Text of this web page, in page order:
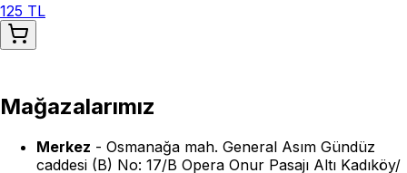
125 TL
Mağazalarımız
Merkez - Osmanağa mah. General Asım Gündüz
caddesi (B) No: 17/B Opera Onur Pasajı Altı Kadıköy/